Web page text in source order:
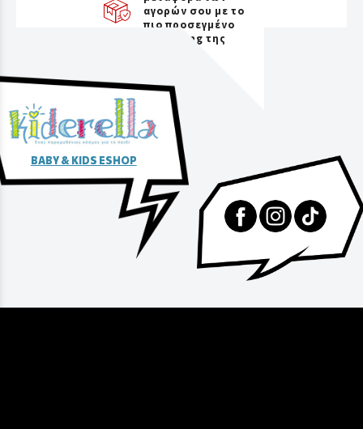
αγορών σου με το
πιο προσεγμένο
packaging της
BABY & KIDS ESHOP